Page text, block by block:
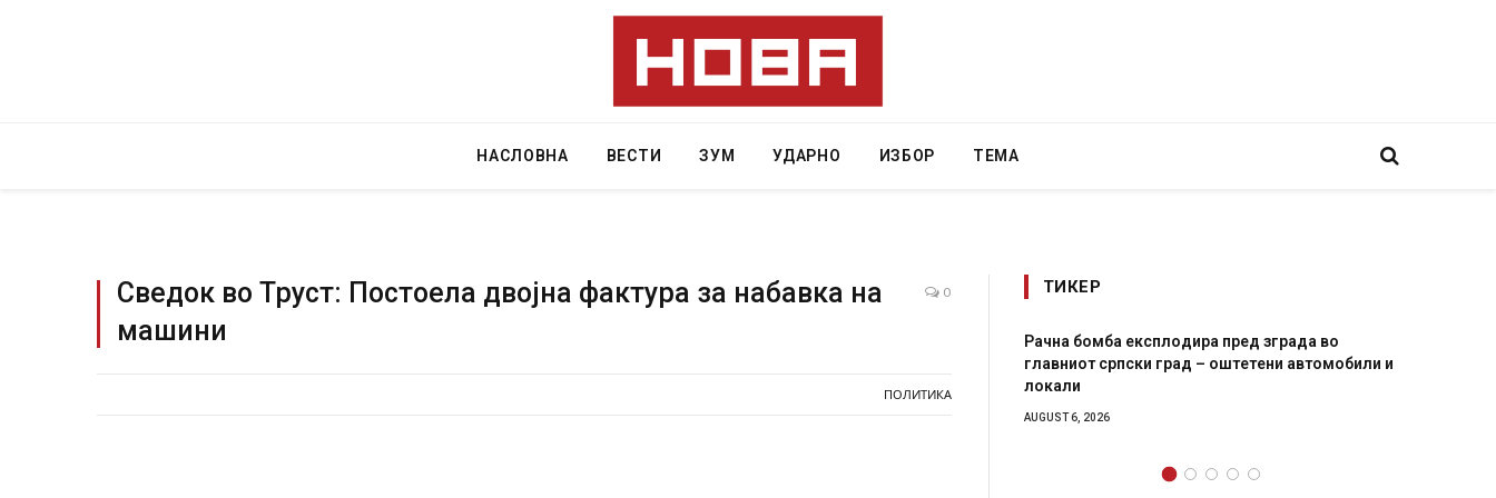
НАСЛОВНА ВЕСТИ ЗУМ УДАРНО ИЗБОР ТЕМА
Сведок во Труст: Постоела двојна фактура за набавка на
машини
0
ПОЛИТИКА
ТИКЕР
Рачна бомба експлодира пред зграда во
главниот српски град – оштетени автомобили и
И Данска се
11-месечна воена